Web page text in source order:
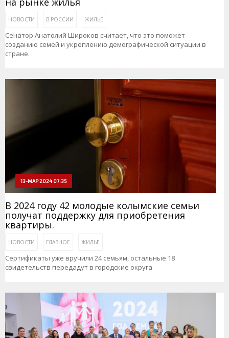
НОВОСТИ В РОССИИ ЖИЛЬЕ
Сенатор Анатолий Широков считает, что это поможет
созданию семей и укреплению демографической ситуации в
стране.
13-МАР 2024 07:35
В 2024 году 42 молодые колымские семьи
получат поддержку для приобретения
квартиры.
НОВОСТИ ГЛАВНОЕ ЖИЛЬЕ
Сертификаты уже вручили 24 семьям, остальные 18
свидетельств передадут в городские округа